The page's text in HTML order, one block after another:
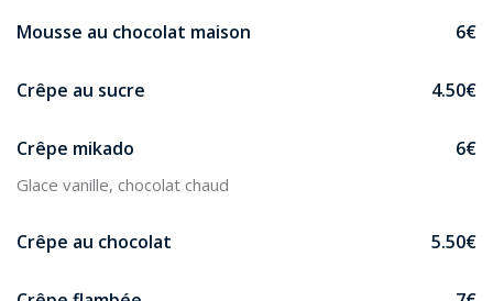
Mousse au chocolat maison 6€
Crêpe au sucre 4.50€
Crêpe mikado
Glace vanille, chocolat chaud
6€
Crêpe au chocolat 5.50€